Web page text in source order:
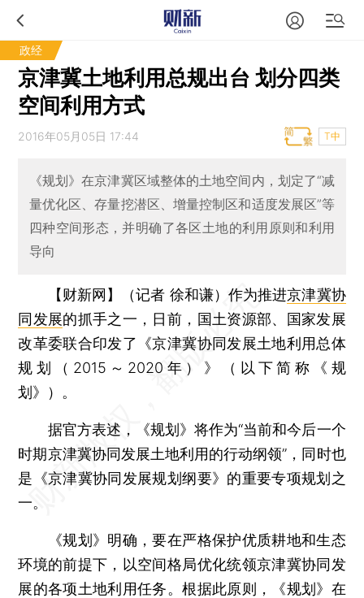
政经
京津冀土地利用总规出台 划分四类
空间利用方式
2016年05月05日 17:44 T中
《规划》在京津冀区域整体的土地空间内，划定了“减
量优化区、存量挖潜区、增量控制区和适度发展区”等
四种空间形态，并明确了各区土地的利用原则和利用
导向
【财新网】（记者 徐和谦） 作为推进京津冀协
同发展的抓手之一，日前，国土资源部、国家发展
改革委联合印发了《京津冀协同发展土地利用总体
规划（2015～2020年）》（以下简称《规
划》）。
据官方表述，《规划》将作为“当前和今后一个
时期京津冀协同发展土地利用的行动纲领”，同时也
是《京津冀协同发展规划纲要》的重要专项规划之
一。
《规划》明确，要在严格保护优质耕地和生态
环境的前提下，以空间格局优化统领京津冀协同发
展的各项土地利用任务。根据此原则，《规划》在